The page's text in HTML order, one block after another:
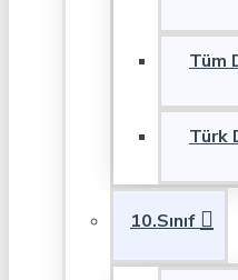
Tüm
Türk
10.Sınıf